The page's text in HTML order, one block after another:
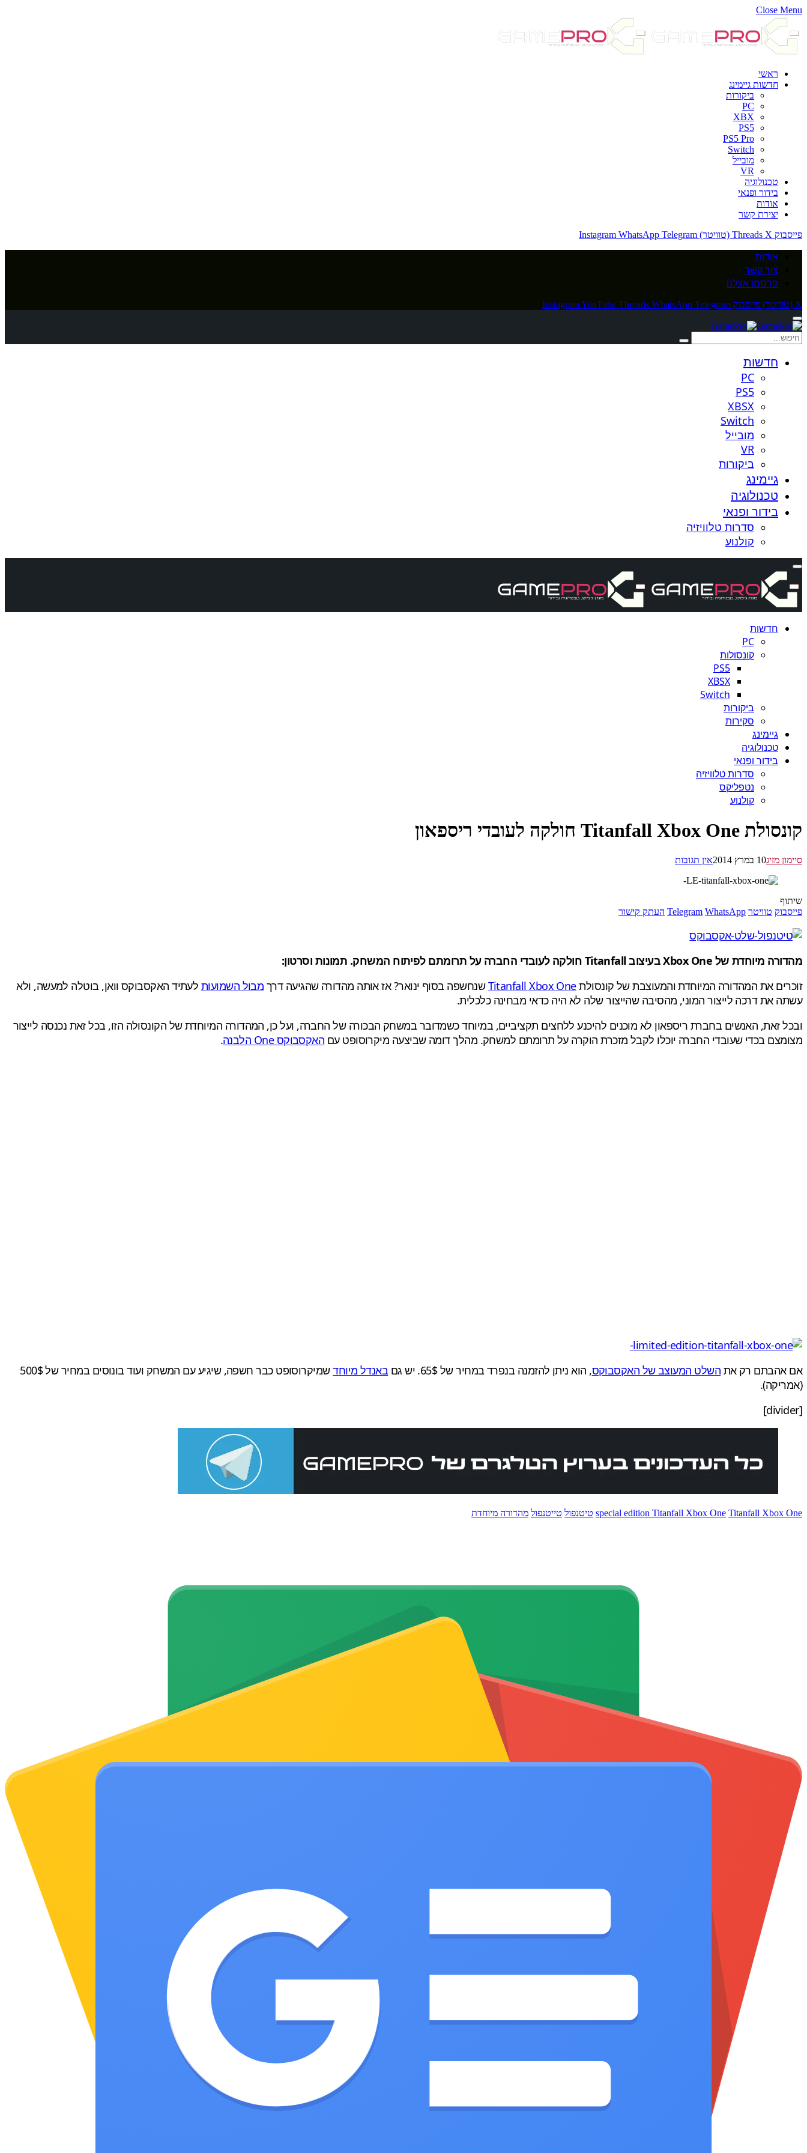
Close Menu
ראשי
חדשות גיימינג
ביקורות
PC
XBX
PS5
PS5 Pro
Switch
מובייל
VR
טכנולוגיה
בידור ופנאי
אודות
יצירת קשר
פייסבוק
Threads X (טוויטר) Instagram WhatsApp Telegram
אודות
צור קשר
פרסמו אצלנו
X (טוויטר) פייסבוק InstagramYouTube Threads WhatsApp Telegram
חדשות
PC
PS5
XBSX
Switch
מובייל
VR
ביקורות
גיימינג
טכנולוגיה
בידור ופנאי
סדרות טלוויזיה
קולנוע
חדשות
PC
קונסולות
PS5
XBSX
Switch
ביקורות
סקירות
גיימינג
טכנולוגיה
בידור ופנאי
סדרות טלוויזיה
נטפליקס
קולנוע
קונסולת Titanfall Xbox One חולקה לעובדי ריספאון
סיימון מזיג10 במרץ 2014 אין תגובות
שיתוף
פייסבוק טוויטר Telegram WhatsApp העתק קישור
מהדורה מיוחדת של Xbox One בעיצוב Titanfall חולקה לעובדי החברה על תרומתם לפיתוח המשחק. תמונות וסרטון:
זוכרים את המהדורה המיוחדת והמעוצבת של קונסולתTitanfall Xbox Oneשנחשפה בסוף ינואר? אז אותה מהדורה שהגיעה דרך מבול השמועות לעתיד האקסבוקס וואן, בוטלה למעשה, ולא
עשתה את דרכה לייצור המוני, מהסיבה שהייצור שלה לא היה כדאי מבחינה כלכלית.
ובכל זאת, האנשים בחברת ריספאון לא מוכנים להיכנע ללחצים תקציביים, במיוחד כשמדובר במשחק הבכורה של החברה, ועל כן, המהדורה המיוחדת של הקונסולה הזו, בכל זאת נכנסה לייצור
מצומצם בכדי שעובדי החברה יוכלו לקבל מזכרת הוקרה על תרומתם למשחק. מהלך דומה שביצעה מיקרוסופט עם האקסבוקס One הלבנה .
אם אהבתם רק את השלט המעוצב של האקסבוקס, הוא ניתן להזמנה בנפרד במחיר של 65$. יש גם באנדל מיוחד
שמיקרוסופט כבר חשפה, שיגיע עם המשחק ועוד בונוסים במחיר של 500$
(אמריקה).
[divider]
special edition Titanfall Xbox One Titanfall Xbox One טיטנפול טייטנפול מהדורה מיוחדת